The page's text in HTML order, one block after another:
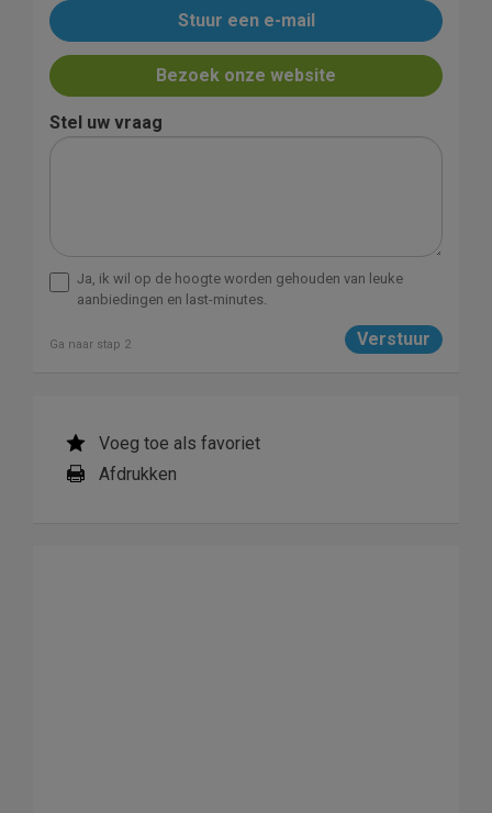
Stuur een e-mail
Bezoek onze website
Stel uw vraag
Ja, ik wil op de hoogte worden gehouden van leuke
aanbiedingen en last-minutes.
Ga naar stap 2
Voeg toe als favoriet
Afdrukken